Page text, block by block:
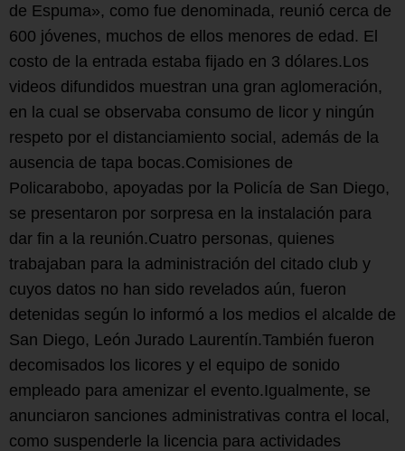
de Espuma», como fue denominada, reunió cerca de
600 jóvenes, muchos de ellos menores de edad. El
costo de la entrada estaba fijado en 3 dólares.Los
videos difundidos muestran una gran aglomeración,
en la cual se observaba consumo de licor y ningún
respeto por el distanciamiento social, además de la
ausencia de tapa bocas.Comisiones de
Policarabobo, apoyadas por la Policía de San Diego,
se presentaron por sorpresa en la instalación para
dar fin a la reunión.Cuatro personas, quienes
trabajaban para la administración del citado club y
cuyos datos no han sido revelados aún, fueron
detenidas según lo informó a los medios el alcalde de
San Diego, León Jurado Laurentín.También fueron
decomisados los licores y el equipo de sonido
empleado para amenizar el evento.Igualmente, se
anunciaron sanciones administrativas contra el local,
como suspenderle la licencia para actividades